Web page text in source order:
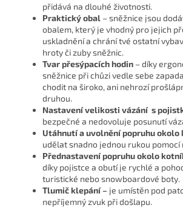
přidává na dlouhé životnosti.
Praktický obal – sněžnice jsou
obalem, který je vhodný pro jejich
uskladnění a chrání tvé ostatní
hroty či zuby sněžnic.
Tvar přesýpacích hodin – díky
sněžnice při chůzi vedle sebe
chodit na široko, ani nehrozí
druhou.
Nastavení velikosti vázání s
bezpečné a nedovoluje posunutí
Utáhnutí a uvolnění popruhu okolo
udělat snadno jednou rukou pomocí
Přednastavení popruhu okolo
díky pojistce a obutí je rychlé a
turistické nebo snowboardové boty.
Tlumič klepání – je umístěn pod
nepříjemný zvuk při došlapu.